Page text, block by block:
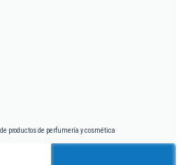
productos de perfumería y cosmética